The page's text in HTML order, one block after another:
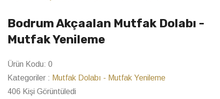
Bodrum Akçaalan Mutfak Dolabı -
Mutfak Yenileme
Ürün Kodu: 0
Kategoriler : Mutfak Dolabı - Mutfak Yenileme
406 Kişi Görüntüledi